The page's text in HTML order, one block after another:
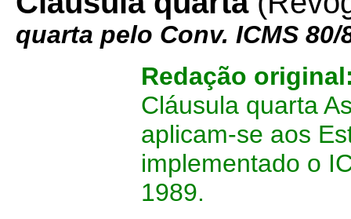
quarta pelo Conv. ICMS
Redação
Cláusula quarta
aplicam-se aos
implementado o
1989.